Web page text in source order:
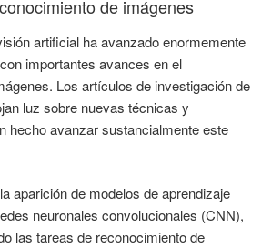
de imágenes
artificial ha avanzado enormemente
importantes avances en el
Los artículos de investigación de
luz sobre nuevas técnicas y
hecho avanzar sustancialmente este
aparición de modelos de aprendizaje
neuronales convolucionales (CNN),
las tareas de reconocimiento de